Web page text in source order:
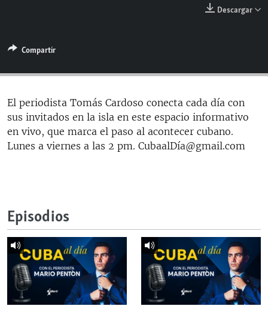
ESPECIALES
LA REALIDAD DE LA VIVIENDA EN CUBA
SER VIEJO EN CUBA
KENTU-CUBANO
LOS SANTOS DE HIALEAH
MULTIMEDIA
EDITORIALES
SÍGUENOS
Descargar
Compartir
El periodista Tomás Cardoso conecta cada día con
sus invitados en la isla en este espacio informativo
en vivo, que marca el paso al acontecer cubano.
Lunes a viernes a las 2 pm. CubaalDía@gmail.com
Episodios